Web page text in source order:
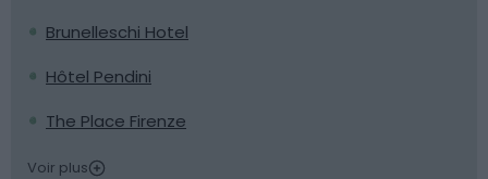
Brunelleschi Hotel
Hôtel Pendini
The Place Firenze
Voir plus